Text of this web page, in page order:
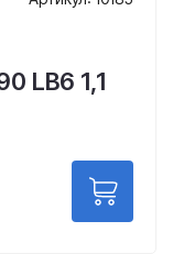
LВ6 1,1